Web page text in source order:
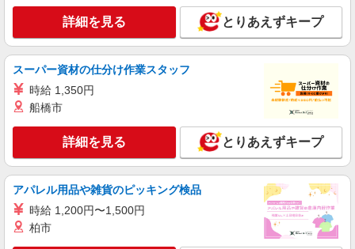
+゜・。○。・゜+゜
ソフトバンク北谷店
月給 209,721円 〜 256,438円 固定残業代:
26,331円 〜 33,098円（20時間相当） ＊時間外手
当は時間外労働の有無にかかわらず、固定残業代
法定どおり追加で支給します。 試用期間あり 3ヶ
月 ※経験・能力による 【試用期間】月給 209721
円 〜 256438 円
■ソフトバンク北谷店 沖縄県 中頭郡北谷町 美
浜1丁目 5‐9
キープ 詳細を見る
詳細を見る とりあえずキープ
スーパー資材の仕分け作業スタッフ
時給 1,350円
船橋市
詳細を見る とりあえずキープ
アパレル用品や雑貨のピッキング検品
時給 1,200円〜1,500円
柏市